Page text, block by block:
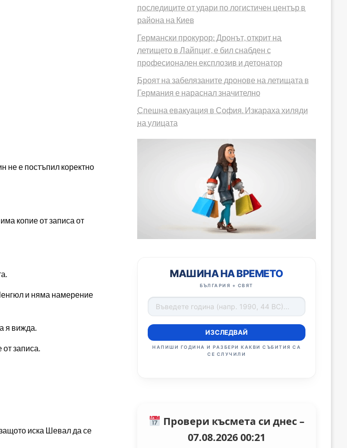
не е постъпил коректно
копие от записа от
и няма намерение
я вижда.
записа.
иска Шевал да се
последиците от удари по логистичен център в
района на Киев
Германски прокурор: Дронът, открит на
летището в Лайпциг, е бил снабден с
професионален експлозив и детонатор
Броят на забелязаните дронове на летищата в
Германия е нараснал значително
Спешна евакуация в София. Изкараха хиляди
на улицата
МАШИНА НА ВРЕМЕТО
БЪЛГАРИЯ + СВЯТ
ИЗСЛЕДВАЙ
НАПИШИ ГОДИНА И РАЗБЕРИ КАКВИ СЪБИТИЯ СА
СЕ СЛУЧИЛИ
Провери късмета си днес –
07.08.2026 00:21